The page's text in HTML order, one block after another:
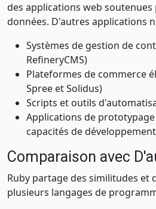
des applications web soutenues
données. D'autres applications
Systèmes de gestion de
RefineryCMS)
Plateformes de commerce
Spree et Solidus)
Scripts et outils
Applications de
capacités de
Comparaison avec
Ruby partage des similitudes et
plusieurs langages de